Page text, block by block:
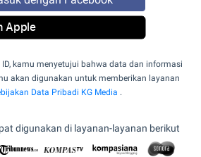
Apple
ID, kamu menyetujui bahwa data dan informasi
akan digunakan untuk memberikan layanan
Data Pribadi KG Media .
digunakan di layanan-layanan berikut